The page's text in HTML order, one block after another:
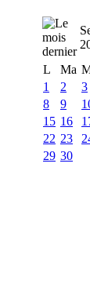
L
Ma
1
2 3
8
9
15 16
22 23
29 30